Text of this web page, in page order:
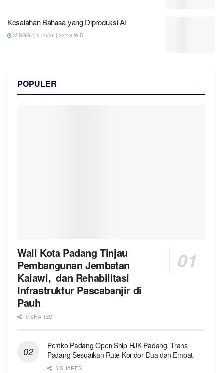
Kesalahan Bahasa yang Diproduksi AI
MINGGU, 07/6/26 | 22:48 WIB
POPULER
Wali Kota Padang Tinjau
Pembangunan Jembatan
Kalawi, dan Rehabilitasi
Infrastruktur Pascabanjir di
Pauh
0 SHARES
Pemko Padang Open Ship HJK Padang, Trans
Padang Sesuaikan Rute Koridor Dua dan Empat
0 SHARES